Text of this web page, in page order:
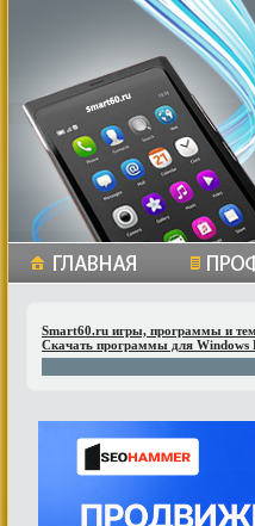
Smart60.ru игры, программы и
Скачать программы для Windows